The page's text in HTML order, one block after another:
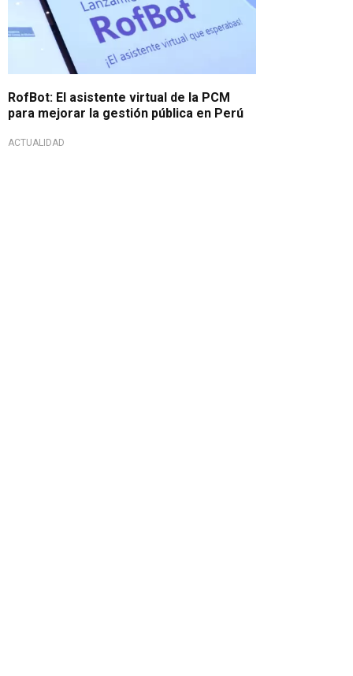
RofBot: El asistente virtual de la PCM
para mejorar la gestión pública en Perú
ACTUALIDAD